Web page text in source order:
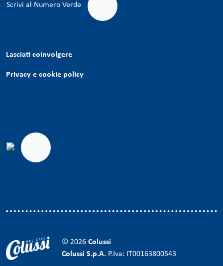
Scrivi al Numero Verde
Lasciati coinvolgere
Privacy e cookie policy
© 2026 Colussi
Colussi S.p.A. P.Iva: IT00163800543